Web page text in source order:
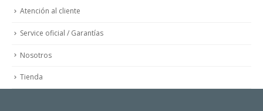
Atención al cliente
Service oficial / Garantías
Nosotros
Tienda